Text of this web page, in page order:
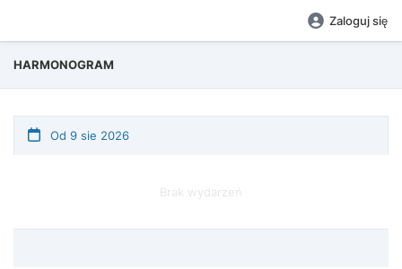
Zaloguj się
HARMONOGRAM
Od 9 sie 2026
Brak wydarzeń